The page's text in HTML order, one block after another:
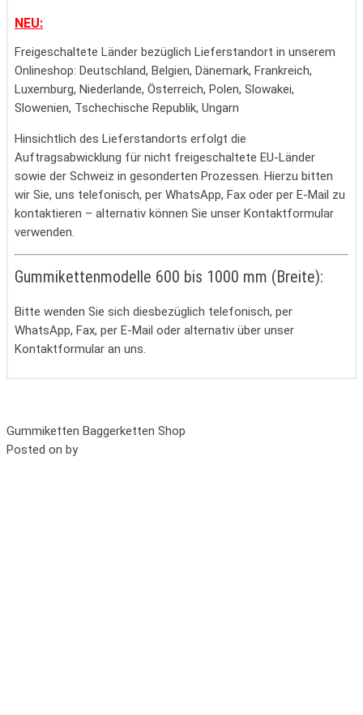
NEU:
Freigeschaltete Länder bezüglich Lieferstandort in unserem
Onlineshop: Deutschland, Belgien, Dänemark, Frankreich,
Luxemburg, Niederlande, Österreich, Polen, Slowakei,
Slowenien, Tschechische Republik, Ungarn
Hinsichtlich des Lieferstandorts erfolgt die
Auftragsabwicklung für nicht freigeschaltete EU-Länder
sowie der Schweiz in gesonderten Prozessen. Hierzu bitten
wir Sie, uns telefonisch, per WhatsApp, Fax oder per E-Mail zu
kontaktieren – alternativ können Sie unser Kontaktformular
verwenden.
Gummikettenmodelle 600 bis 1000 mm (Breite):
Bitte wenden Sie sich diesbezüglich telefonisch, per
WhatsApp, Fax, per E-Mail oder alternativ über unser
Kontaktformular an uns.
Gummiketten Baggerketten Shop
Posted on by